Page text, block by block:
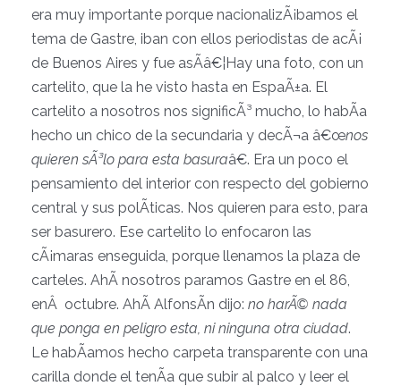
era muy importante porque nacionalizÃ¡bamos el
tema de Gastre, iban con ellos periodistas de acÃ¡
de Buenos Aires y fue asÃ­â€¦Hay una foto, con un
cartelito, que la he visto hasta en EspaÃ±a. El
cartelito a nosotros nos significÃ³ mucho, lo habÃ­a
hecho un chico de la secundaria y decÃ¬a â€œnos
quieren sÃ³lo para esta basuraâ€. Era un poco el
pensamiento del interior con respecto del gobierno
central y sus polÃ­ticas. Nos quieren para esto, para
ser basurero. Ese cartelito lo enfocaron las
cÃ¡maras enseguida, porque llenamos la plaza de
carteles. AhÃ­ nosotros paramos Gastre en el 86,
enÂ octubre. AhÃ­ AlfonsÃ­n dijo: no harÃ© nada
que ponga en peligro esta, ni ninguna otra ciudad.
Le habÃ­amos hecho carpeta transparente con una
carilla donde el tenÃ­a que subir al palco y leer el